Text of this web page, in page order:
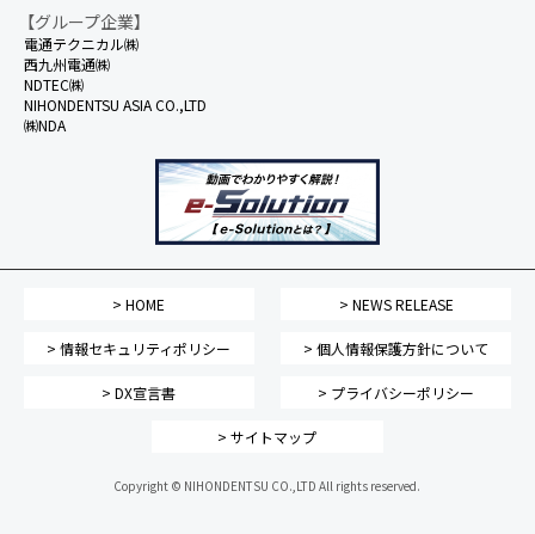
【グループ企業】
電通テクニカル㈱
西九州電通㈱
NDTEC㈱
NIHONDENTSU ASIA CO.,LTD
㈱NDA
> HOME > NEWS RELEASE
> 情報セキュリティポリシー > 個人情報保護方針について
> DX宣言書 > プライバシーポリシー
> サイトマップ
Copyright © NIHONDENTSU CO.,LTD All rights reserved.